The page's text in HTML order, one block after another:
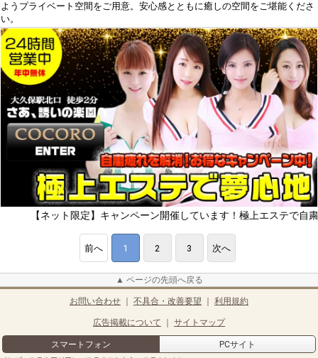
ようプライベート空間をご用意。安心感とともに癒しの空間をご堪能くださ
い。
ット限定】キャンペーン開催しています！極上エステで自粛疲れを
前へ 1 2 3 次へ
▲ ページの先頭へ戻る
お問い合わせ ｜ 不具合・改善要望 ｜ 利用規約
広告掲載について ｜ サイトマップ
スマートフォン PCサイト